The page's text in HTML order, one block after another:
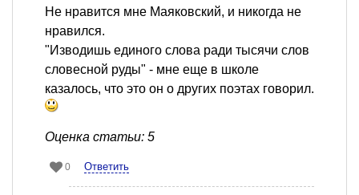
Не нравится мне Маяковский, и никогда не
нравился.
"Изводишь единого слова ради тысячи слов
словесной руды" - мне еще в школе
казалось, что это он о других поэтах говорил.
Оценка статьи: 5
0 Ответить